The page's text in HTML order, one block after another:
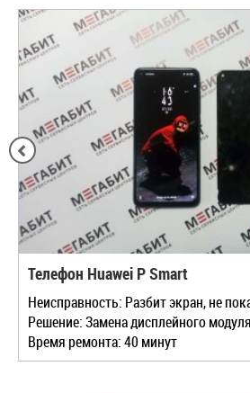
Телефон Huawei P Smart
Неисправность: Разбит экран, не
Решение: Замена дисплейного модуля
Время ремонта: 40 минут